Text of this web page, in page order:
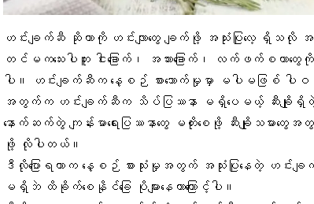
ဟင်းချက်ဆီ ဆိုတာကို ဟင်းလျာတွေချက်ဖို့ အသုံးပြုလေ့ ရှိသလို အ
တင်မကသေးပါဘူး ငါးခြောက်၊ အသားခြောက်၊ လက်ဖက်စတာတွေကို
ပါ။ ဟင်းချက်ဆီက နေ့စဉ် စားသောက်မှု မှာ မပါမဖြစ် ပါ
အတွက်က ဟင်းချက်ဆီက သိပ်ပြဿနာ မရှိပေမယ့် ဆီးချိုရှိ
နောက်ဆက်တွဲကျန်းမာရေးပြဿနာတွေမတိုးစေဖို့ ဆီးချိုသမားတွေ
ဖို့ လိုပါတယ်။
ဒီလိုပြောရတာက နေ့စဉ် စားသုံးမှုအတွက် အသုံးပြုနေတဲ့ ဟင်းခ
မရှိဘဲ ထိခိုက်စေနိုင်ခြေ ပိုများနေတာကြောင့်ပါ။